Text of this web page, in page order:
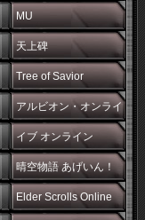
ラ・ライジング
MU
天上碑
Tree of Savior
アルビオン・オンライ
ン
イブ オンライン
晴空物語 あげいん！
Elder Scrolls Online